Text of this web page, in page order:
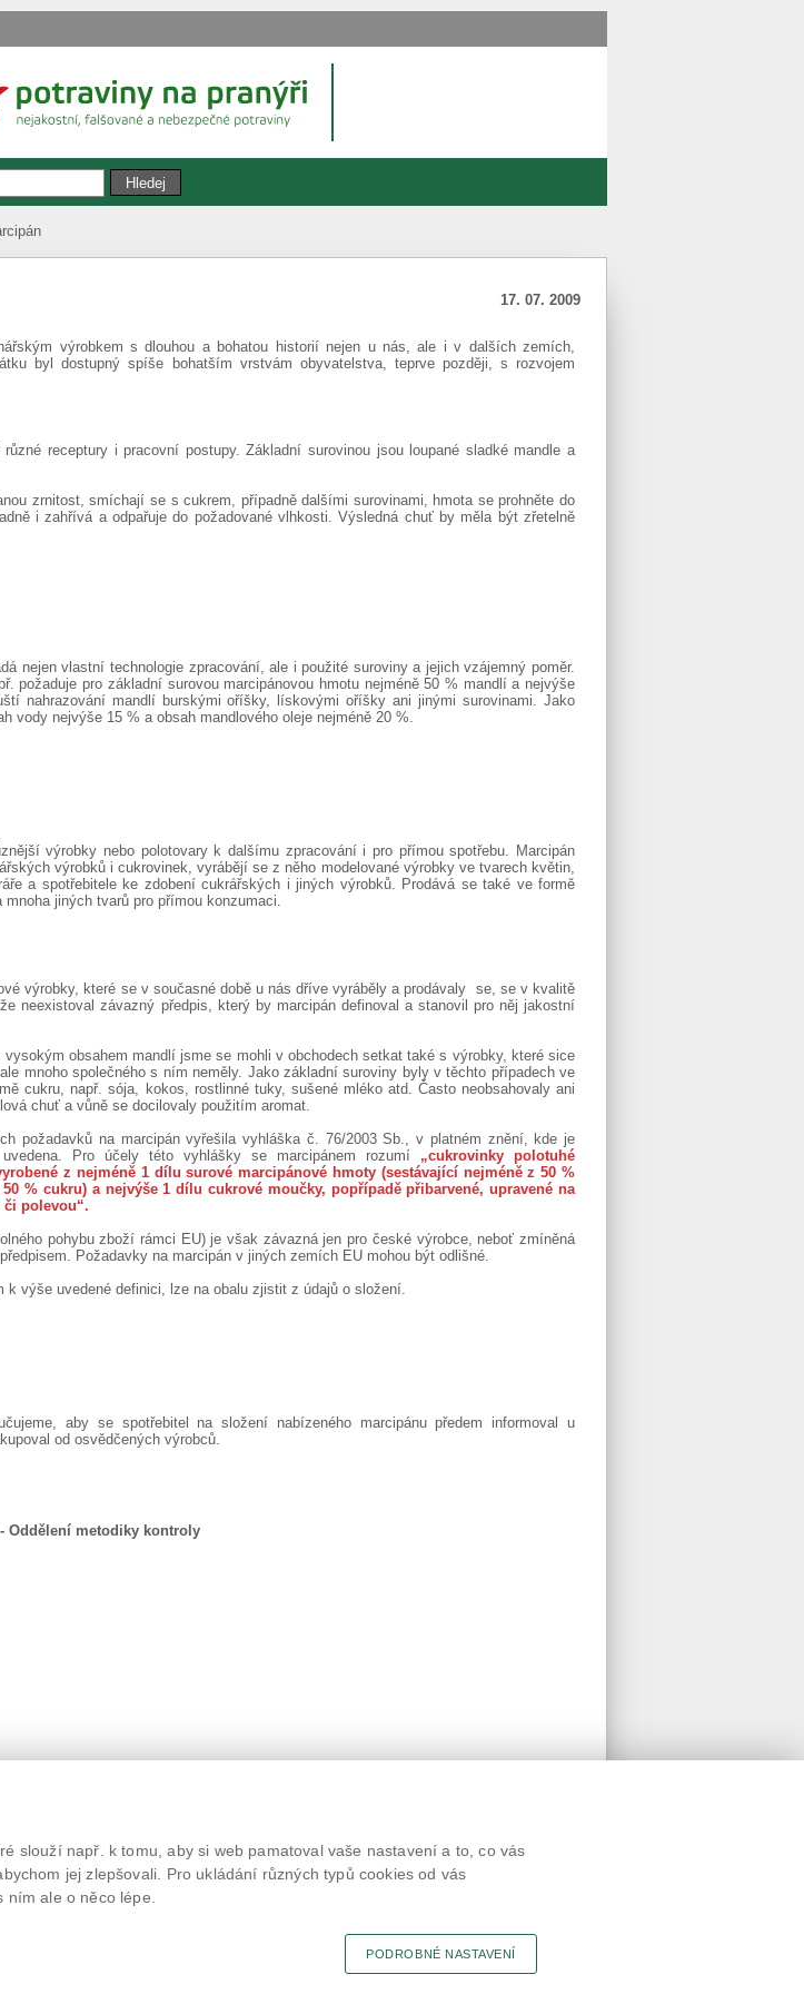
17. 07. 2009
výrobkem s dlouhou a bohatou historií nejen u nás, ale i v dalších zemích,
byl dostupný spíše bohatším vrstvám obyvatelstva, teprve později, s rozvojem
receptury i pracovní postupy. Základní surovinou jsou loupané sladké mandle a
zrnitost, smíchají se s cukrem, případně dalšími surovinami, hmota se prohněte do
i zahřívá a odpařuje do požadované vlhkosti. Výsledná chuť by měla být zřetelně
nejen vlastní technologie zpracování, ale i použité suroviny a jejich vzájemný poměr.
požaduje pro základní surovou marcipánovou hmotu nejméně 50 % mandlí a nejvýše
nahrazování mandlí burskými oříšky, lískovými oříšky ani jinými surovinami. Jako
vody nejvýše 15 % a obsah mandlového oleje nejméně 20 %.
výrobky nebo polotovary k dalšímu zpracování i pro přímou spotřebu. Marcipán
výrobků i cukrovinek, vyrábějí se z něho modelované výrobky ve tvarech květin,
a spotřebitele ke zdobení cukrářských i jiných výrobků. Prodává se také ve formě
jiných tvarů pro přímou konzumaci.
výrobky, které se v současné době u nás dříve vyráběly a prodávaly se, se v kvalitě
neexistoval závazný předpis, který by marcipán definoval a stanovil pro něj jakostní
vysokým obsahem mandlí jsme se mohli v obchodech setkat také s výrobky, které sice
mnoho společného s ním neměly. Jako základní suroviny byly v těchto případech ve
cukru, např. sója, kokos, rostlinné tuky, sušené mléko atd. Často neobsahovaly ani
chuť a vůně se docilovaly použitím aromat.
požadavků na marcipán vyřešila vyhláška č. 76/2003 Sb., v platném znění, kde je
Pro účely této vyhlášky se marcipánem rozumí „cukrovinky polotuhé
z nejméně 1 dílu surové marcipánové hmoty (sestávající nejméně z 50 %
% cukru) a nejvýše 1 dílu cukrové moučky, popřípadě přibarvené, upravené na
polevou“.
pohybu zboží rámci EU) je však závazná jen pro české výrobce, neboť zmíněná
Požadavky na marcipán v jiných zemích EU mohou být odlišné.
k výše uvedené definici, lze na obalu zjistit z údajů o složení.
aby se spotřebitel na složení nabízeného marcipánu předem informoval u
od osvědčených výrobců.
Oddělení metodiky kontroly
a potravinářská inspekce 2026.
00 Brno, epodatelna
szpi.gov.cz
avraiqg
Připomínky
Tisk stránky
slouží např. k tomu, aby si web pamatoval vaše nastavení a to, co vás
jej zlepšovali. Pro ukládání různých typů cookies od vás
ale o něco lépe.
PODROBNÉ NASTAVENÍ